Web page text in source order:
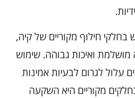
חילוף מקוריים של קיה,
ואיכות גבוהה. שימוש
עלול לגרום לבעיות אמינות
מקוריים היא השקעה